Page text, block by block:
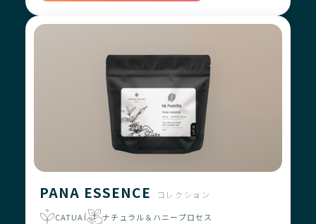
PANA ESSENCE
コレクション
CATUAÍ
ナチュラル＆ハニープロセス